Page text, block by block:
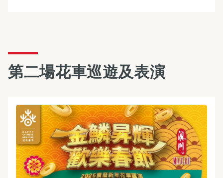
第二場花車巡遊及表演